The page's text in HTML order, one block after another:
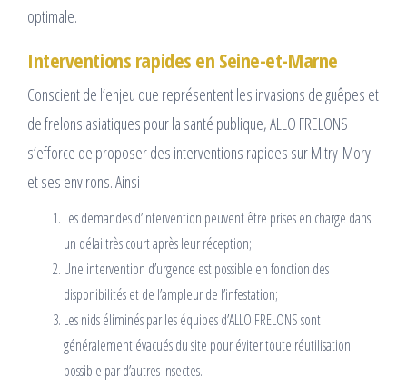
optimale.
Interventions rapides en Seine-et-Marne
Conscient de l’enjeu que représentent les invasions de guêpes et
de frelons asiatiques pour la santé publique, ALLO FRELONS
s’efforce de proposer des interventions rapides sur Mitry-Mory
et ses environs. Ainsi :
Les demandes d’intervention peuvent être prises en charge dans
un délai très court après leur réception;
Une intervention d’urgence est possible en fonction des
disponibilités et de l’ampleur de l’infestation;
Les nids éliminés par les équipes d’ALLO FRELONS sont
généralement évacués du site pour éviter toute réutilisation
possible par d’autres insectes.